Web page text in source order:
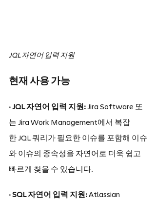
JQL 자연어 입력 지원
현재 사용 가능
· JQL 자연어 입력 지원: Jira Software 또
는 Jira Work Management에서 복잡
한 JQL 쿼리가 필요한 이슈를 포함해 이슈
와 이슈의 종속성을 자연어로 더욱 쉽고
빠르게 찾을 수 있습니다.
· SQL 자연어 입력 지원: Atlassian